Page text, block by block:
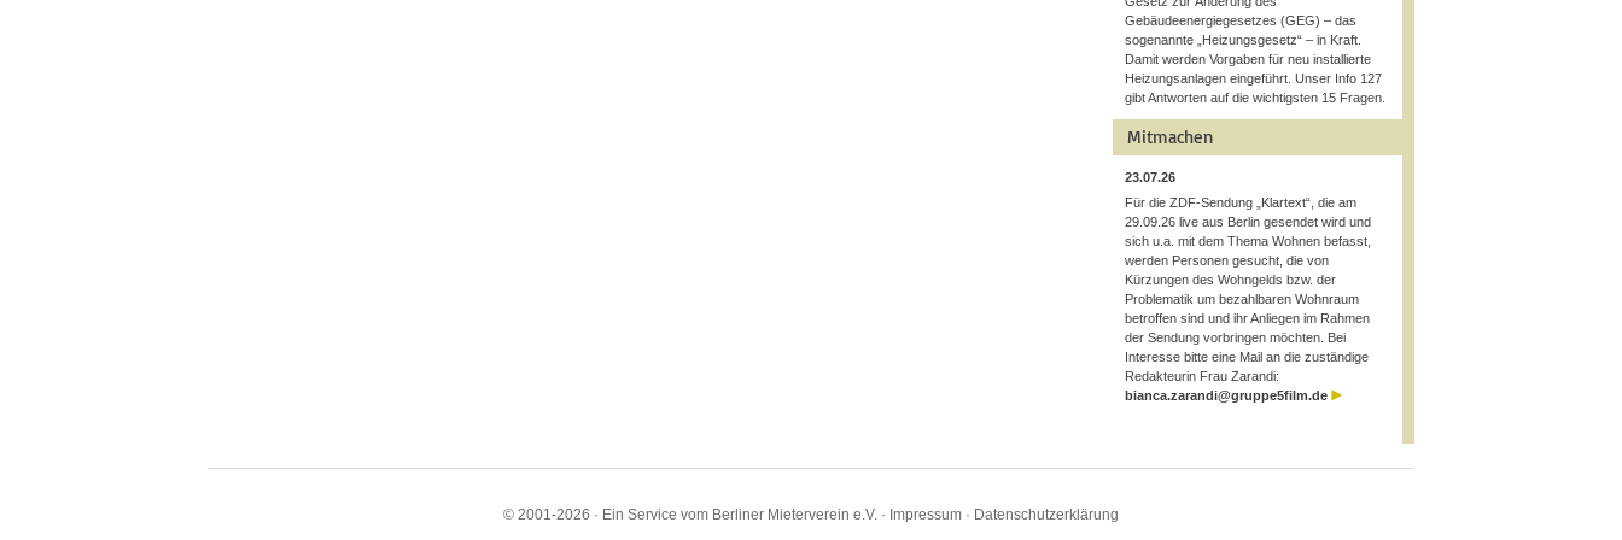
Gebäudeenergiegesetzes (GEG) – das
sogenannte „Heizungsgesetz“ – in Kraft.
Damit werden Vorgaben für neu installierte
Heizungsanlagen eingeführt. Unser Info 127
gibt Antworten auf die wichtigsten 15 Fragen.
Mitmachen
23.07.26
Für die ZDF-Sendung „Klartext“, die am
29.09.26 live aus Berlin gesendet wird und
sich u.a. mit dem Thema Wohnen befasst,
werden Personen gesucht, die von
Kürzungen des Wohngelds bzw. der
Problematik um bezahlbaren Wohnraum
betroffen sind und ihr Anliegen im Rahmen
der Sendung vorbringen möchten. Bei
Interesse bitte eine Mail an die zuständige
Redakteurin Frau Zarandi:
bianca.zarandi@gruppe5film.de
© 2001-2026 · Ein Service vom Berliner Mieterverein e.V. · Impressum · Datenschutzerklärung